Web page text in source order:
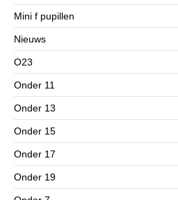
Mini f pupillen
Nieuws
O23
Onder 11
Onder 13
Onder 15
Onder 17
Onder 19